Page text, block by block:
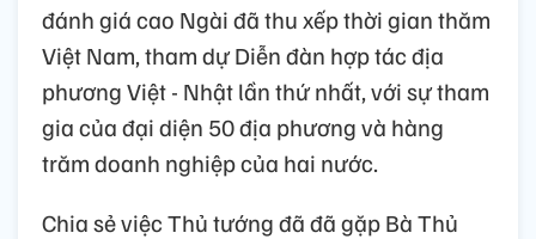
đánh giá cao Ngài đã thu xếp thời gian thăm
Việt Nam, tham dự Diễn đàn hợp tác địa
phương Việt - Nhật lần thứ nhất, với sự tham
gia của đại diện 50 địa phương và hàng
trăm doanh nghiệp của hai nước.
Chia sẻ việc Thủ tướng đã đã gặp Bà Thủ